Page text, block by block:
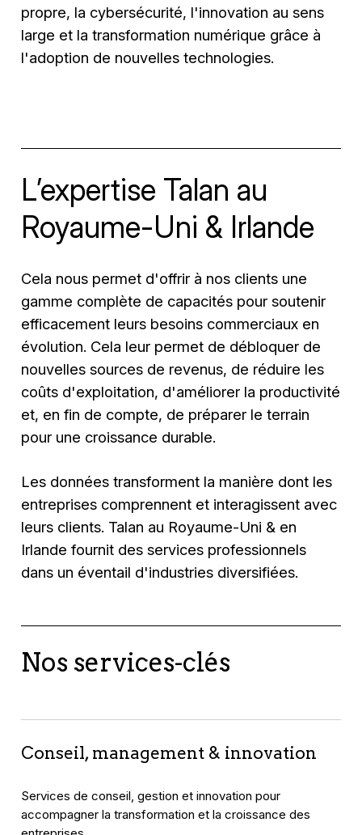
propre, la cybersécurité, l'innovation au sens
large et la transformation numérique grâce à
l'adoption de nouvelles technologies.
L’expertise Talan au
Royaume-Uni & Irlande
Cela nous permet d'offrir à nos clients une
gamme complète de capacités pour soutenir
efficacement leurs besoins commerciaux en
évolution. Cela leur permet de débloquer de
nouvelles sources de revenus, de réduire les
coûts d'exploitation, d'améliorer la productivité
et, en fin de compte, de préparer le terrain
pour une croissance durable.
Les données transforment la manière dont les
entreprises comprennent et interagissent avec
leurs clients. Talan au Royaume-Uni & en
Irlande fournit des services professionnels
dans un éventail d'industries diversifiées.
Nos services-clés
Conseil, management & innovation
Services de conseil, gestion et innovation pour
accompagner la transformation et la croissance des